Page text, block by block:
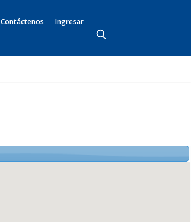
Contáctenos Ingresar